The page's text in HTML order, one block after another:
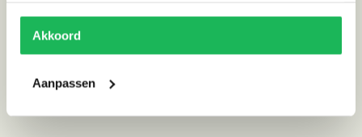
Akkoord
Aanpassen